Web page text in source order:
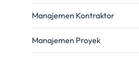
Manajemen Kontraktor
Manajemen Proyek